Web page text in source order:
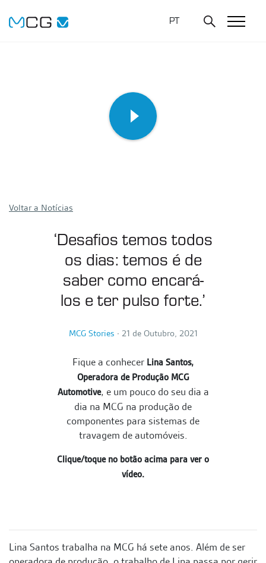
PT
Voltar a Notícias
‘Desafios temos todos
os dias: temos é de
saber como encará-
los e ter pulso forte.’
MCG Stories ∙ 21 de Outubro, 2021
Fique a conhecer Lina Santos,
Operadora de Produção MCG
Automotive, e um pouco do seu dia a
dia na MCG na produção de
componentes para sistemas de
travagem de automóveis.
Clique/toque no botão acima para ver o
vídeo.
Lina Santos trabalha na MCG há sete anos. Além de ser